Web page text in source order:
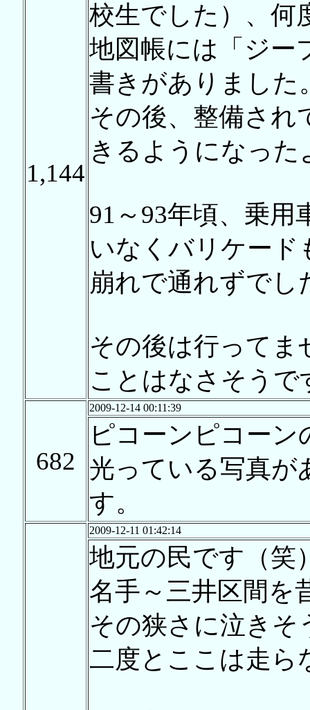
1,144
校生でした）、何
地図帳には「ジー
書きがありました
その後、整備され
きるようになっ
91～93年頃、乗
いなくバリケー
崩れで通れずでし
その後は行ってま
ことはなさそうで
682
2009-12-14 00:11:39
ピコーンピコーン
光っている写真が
す。
2009-12-11 01:42:14
地元の民です（笑
名手～三井区間を
その狭さに泣きそ
二度とここは走ら